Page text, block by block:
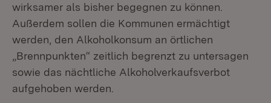
wirksamer als bisher begegnen zu können.
Außerdem sollen die Kommunen ermächtigt
werden, den Alkoholkonsum an örtlichen
„Brennpunkten“ zeitlich begrenzt zu untersagen
sowie das nächtliche Alkoholverkaufsverbot
aufgehoben werden.